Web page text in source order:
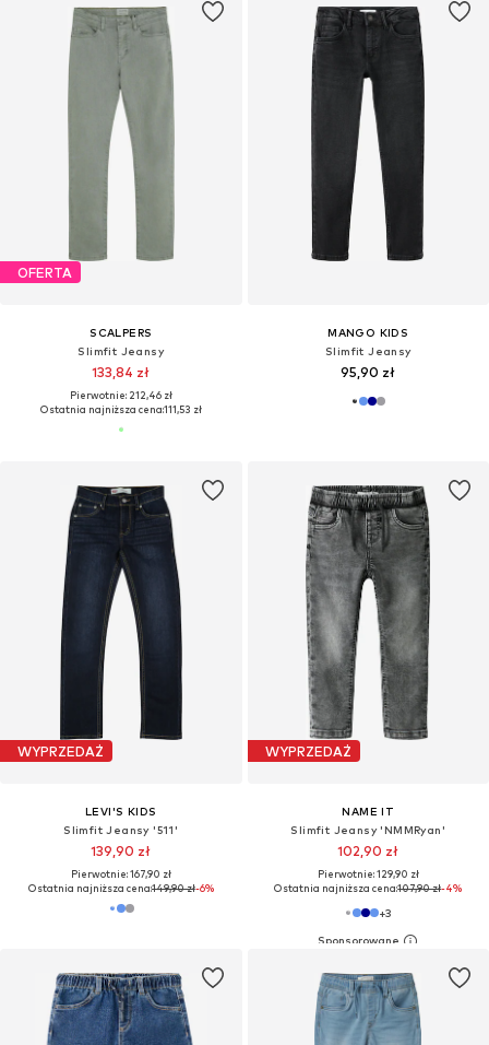
OFERTA
SCALPERS
Slimfit Jeansy
133,84 zł
Pierwotnie: 212,46 zł
Ostatnia najniższa cena:111,53 zł
MANGO KIDS
Slimfit Jeansy
95,90 zł
WYPRZEDAŻ
LEVI'S KIDS
Slimfit Jeansy '511'
139,90 zł
Pierwotnie: 167,90 zł
Ostatnia najniższa cena:149,90 zł-6%
WYPRZEDAŻ
NAME IT
Slimfit Jeansy 'NMMRyan'
102,90 zł
Pierwotnie: 129,90 zł
Ostatnia najniższa cena:107,90 zł-4%
+3